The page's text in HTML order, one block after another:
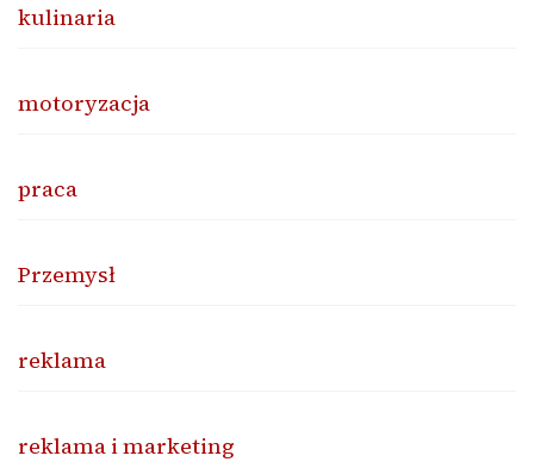
kulinaria
motoryzacja
praca
Przemysł
reklama
reklama i marketing